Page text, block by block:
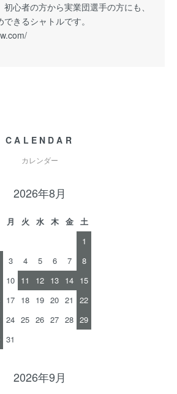
心者の方から実業団選手の方にも、
きるシャトルです。
CALENDAR
カレンダー
2026年8月
月 火 水 木 金
土
1
3 4 5 6 7
8
10 11 12 13 14 15
17 18 19 20 21
22
24 25 26 27 28 29
31
2026年9月